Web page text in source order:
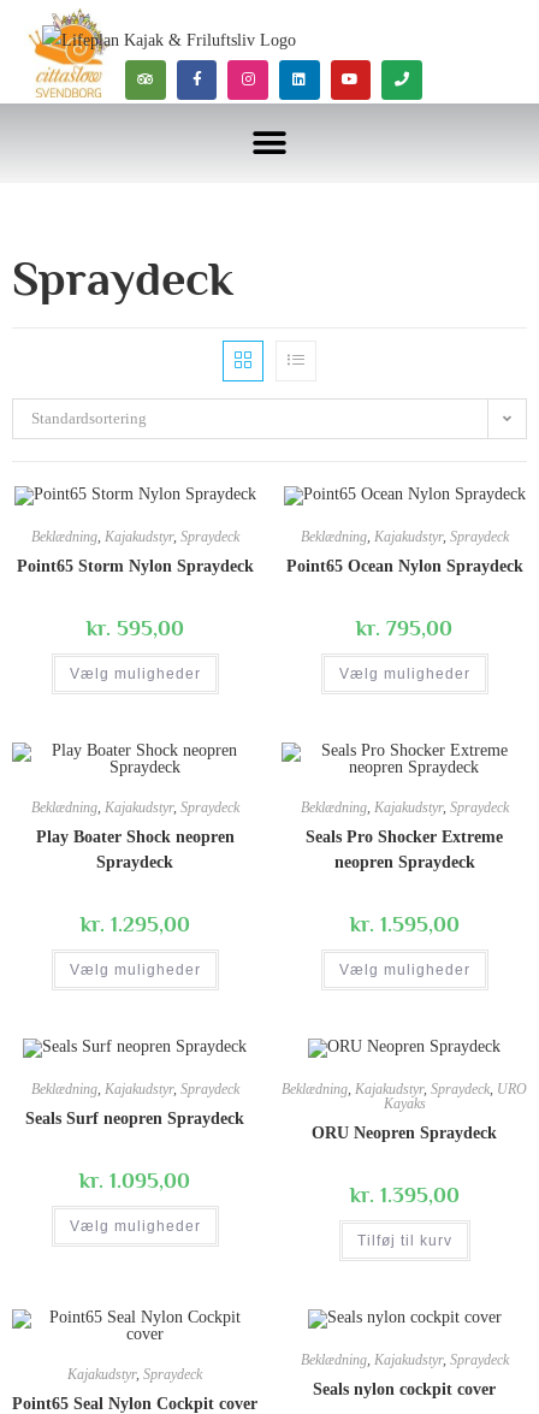
Spraydeck
Standardsortering
Beklædning, Kajakudstyr, Spraydeck
Point65 Storm Nylon Spraydeck
kr. 595,00
Vælg muligheder
Beklædning, Kajakudstyr, Spraydeck
Point65 Ocean Nylon Spraydeck
kr. 795,00
Vælg muligheder
Beklædning, Kajakudstyr, Spraydeck
Play Boater Shock neopren
Spraydeck
kr. 1.295,00
Vælg muligheder
Beklædning, Kajakudstyr, Spraydeck
Seals Pro Shocker Extreme
neopren Spraydeck
kr. 1.595,00
Vælg muligheder
Beklædning, Kajakudstyr, Spraydeck
Seals Surf neopren Spraydeck
kr. 1.095,00
Vælg muligheder
Beklædning, Kajakudstyr, Spraydeck, URO
Kayaks
ORU Neopren Spraydeck
kr. 1.395,00
Tilføj til kurv
Kajakudstyr, Spraydeck
Point65 Seal Nylon Cockpit cover
Beklædning, Kajakudstyr, Spraydeck
Seals nylon cockpit cover